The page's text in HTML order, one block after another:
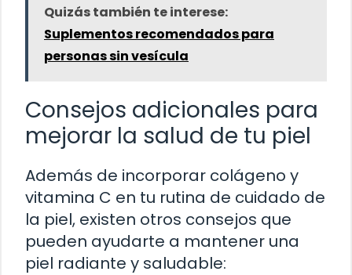
Quizás también te interese:
Suplementos recomendados para
personas sin vesícula
Consejos adicionales para
mejorar la salud de tu piel
Además de incorporar colágeno y
vitamina C en tu rutina de cuidado de
la piel, existen otros consejos que
pueden ayudarte a mantener una
piel radiante y saludable: